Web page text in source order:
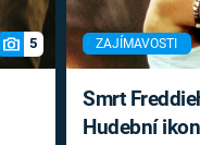
5 ZAJÍMAVOSTI
Smrt
Hudební